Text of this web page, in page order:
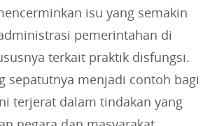
isu yang semakin
pemerintahan di
terkait praktik disfungsi.
sepatutnya menjadi contoh bagi
terjerat dalam tindakan yang